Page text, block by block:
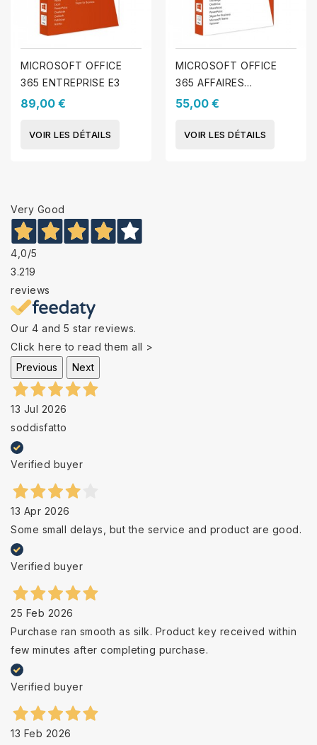
MICROSOFT OFFICE
365 ENTREPRISE E3
89,00 €
VOIR LES DÉTAILS
MICROSOFT OFFICE
365 AFFAIRES
ESSENTIELLES
55,00 €
VOIR LES DÉTAILS
Very Good
4,0/5
3.219
reviews
Our 4 and 5 star reviews.
Click here to read them all >
Previous
Next
13 Jul 2026
soddisfatto
Verified buyer
13 Apr 2026
Some small delays, but the service and product are good.
Verified buyer
25 Feb 2026
Purchase ran smooth as silk. Product key received within
few minutes after completing purchase.
Verified buyer
13 Feb 2026